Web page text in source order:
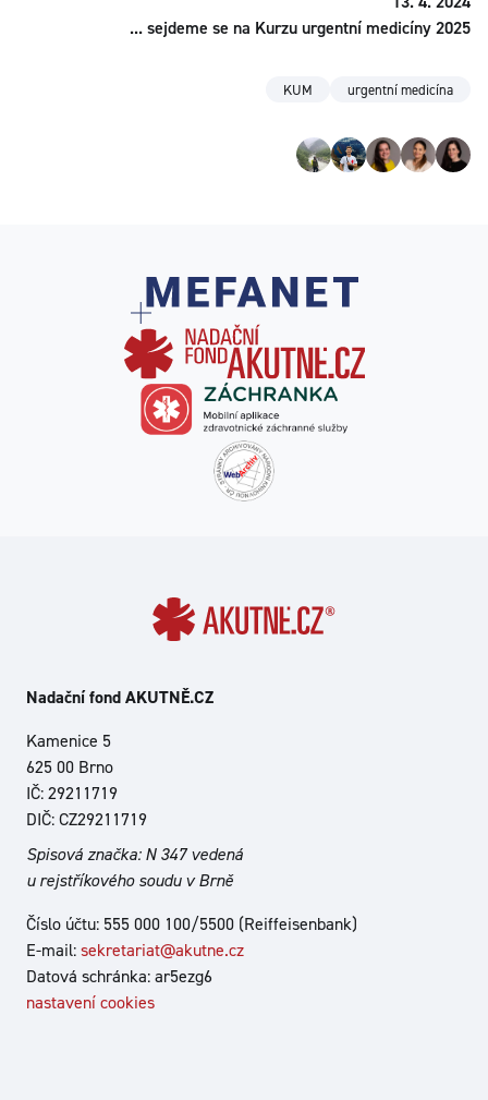
... sejdeme se na Kurzu urgentní medicíny 2025
KUM urgentní medicína
Nadační fond AKUTNĚ.CZ
Kamenice 5
625 00 Brno
IČ: 29211719
DIČ: CZ29211719
Spisová značka: N 347 vedená
u rejstříkového soudu v Brně
Číslo účtu: 555 000 100/5500 (Reiffeisenbank)
E-mail:sekretariat@akutne.cz
Datová schránka: ar5ezg6
nastavení cookies